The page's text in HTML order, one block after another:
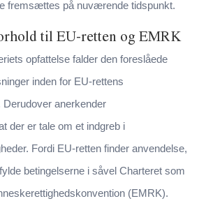
fremsættes på nuværende tidspunkt.
til EU-retten og EMRK
opfattelse falder den foreslåede
inden for EU-rettens
anerkender
der er tale om et indgreb i
Fordi EU-retten finder anvendelse,
betingelserne i såvel Charteret som
(EMRK).